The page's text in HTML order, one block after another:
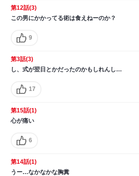
第12話(3)
この男にかかってる術は食えねーのか？
9
第3話(3)
し、式が翌日とかだったのかもしれんし…
17
第15話(1)
心が痛い
6
第14話(1)
うー…なかなかな胸糞